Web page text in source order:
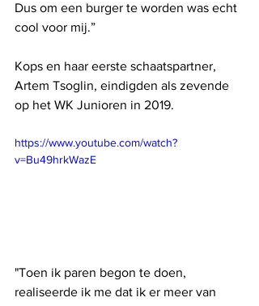
Dus om een ​​burger te worden was echt
cool voor mij.”
Kops en haar eerste schaatspartner,
Artem Tsoglin, eindigden als zevende
op het WK Junioren in 2019.
https://www.youtube.com/watch?
v=Bu49hrkWazE
"Toen ik paren begon te doen,
realiseerde ik me dat ik er meer van